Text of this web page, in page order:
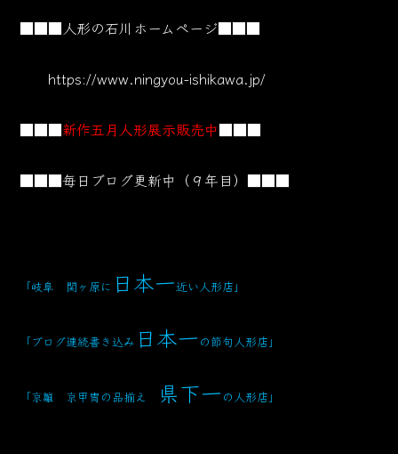
■■■人形の石川ホームページ■■■
https://www.ningyou-ishikawa.jp/
■■■新作五月人形展示販売中■■■
■■■毎日ブログ更新中（９年目）■■■
「岐阜 関ヶ原に 日本一近い人形店」
「ブログ連続書き込み 日本一 の節句人形店」
「京雛 京甲冑の品揃え 県下一 の人形店」